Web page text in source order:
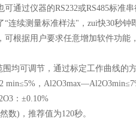
通过仪器的RS232或RS485标准
“连续测量标准样法"，zui快30秒钟
可根据用户要求任意增加软件功能
围均可调节，通过标定工作曲线的方
min≤5%，
：±0.10%
数)，推荐值为120秒。